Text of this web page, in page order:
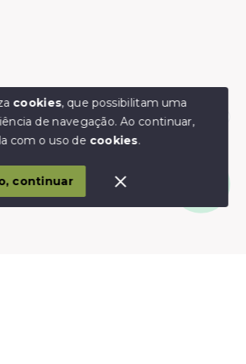
da Linkmob, como podemos ajudar?
- Youinvest - Todos os direitos
cookies, que possibilitam uma
de navegação.Ao continuar,
com o uso de cookies.
continuar